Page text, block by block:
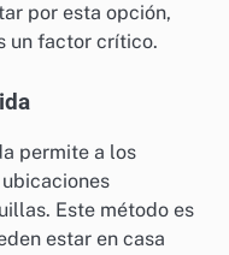
por esta opción,
un factor crítico.
permite a los
Este método es
estar en casa